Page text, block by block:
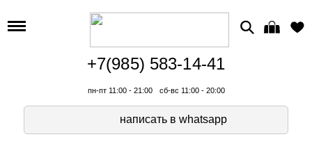
+7(985) 583-14-41
пн-пт 11:00 - 21:00 сб-вс 11:00 - 20:00
написать в whatsapp